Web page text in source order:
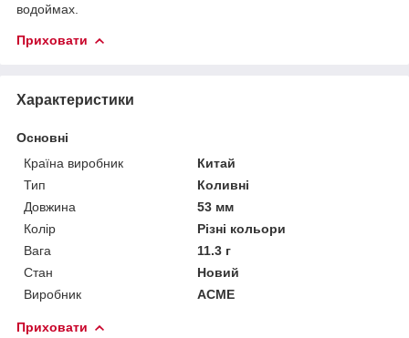
водоймах.
Приховати
Характеристики
Основні
Країна виробник
Китай
Тип
Коливні
Довжина
53 мм
Колір
Різні кольори
Вага
11.3 г
Стан
Новий
Виробник
ACME
Приховати